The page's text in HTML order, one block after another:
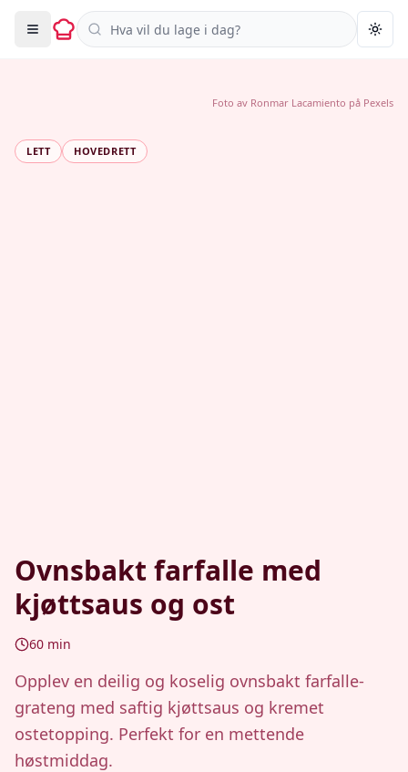
Søk i oppskrifter
LETT HOVEDRETT
Ovnsbakt farfalle med
kjøttsaus og ost
60 min
Opplev en deilig og koselig ovnsbakt farfalle-
grateng med saftig kjøttsaus og kremet
ostetopping. Perfekt for en mettende
høstmiddag.
Foto av Ronmar Lacamiento på Pexels